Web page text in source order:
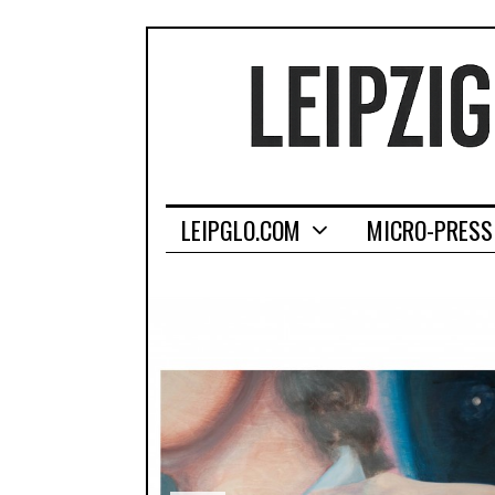
LEIPGLO.COM MICRO-PRESS